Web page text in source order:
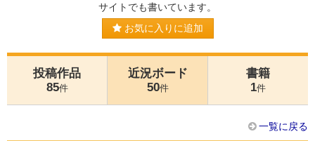
サイトでも書いています。
お気に入りに追加
投稿作品
85件
近況ボード
50件
書籍
1件
一覧に戻る